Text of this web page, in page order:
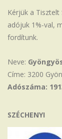
Kérjük a
adójuk 1%-val,
fordítunk.
Neve:
Címe: 3200
Adószáma:
SZÉCHENYI